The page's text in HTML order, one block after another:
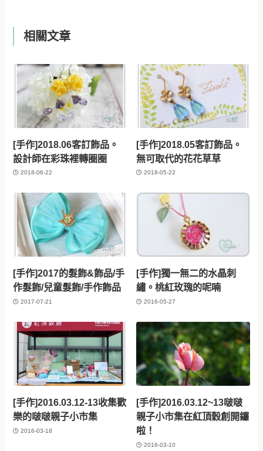
相關文章
[手作]2018.06客訂飾品。
設計師在彩珠裡轉圈圈
2018-06-22
[手作]2018.05客訂飾品。
無可取代的花花草草
2018-05-22
[手作]2017的髮飾&飾品/手
作髮飾/兒童髮飾/手作飾品
2017-07-21
[手作]獨一無二的水晶刺
繡。桃紅玫瑰的呢喃
2016-05-27
[手作]2016.03.12-13收集歡
樂的啵啵親子小市集
2016-03-18
[手作]2016.03.12~13啵啵
親子小市集在紅頂穀創開鑼
啦！
2016-03-10